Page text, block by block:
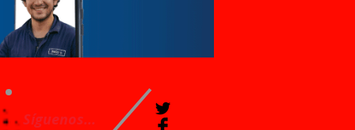
Síguenos...